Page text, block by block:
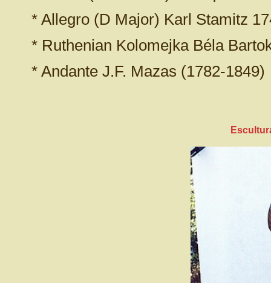
* Allegro (D Major) Karl Stamitz
* Ruthenian Kolomejka Béla
* Andante J.F. Mazas (1782-1849)